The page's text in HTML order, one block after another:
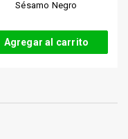
Sésamo Negro
Agregar al carrito